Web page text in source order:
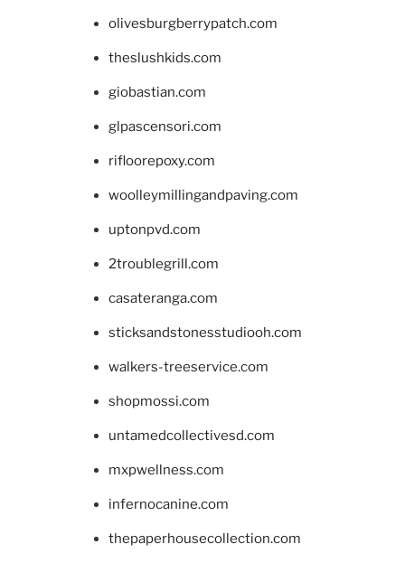
olivesburgberrypatch.com
theslushkids.com
giobastian.com
glpascensori.com
rifloorepoxy.com
woolleymillingandpaving.com
uptonpvd.com
2troublegrill.com
casateranga.com
sticksandstonesstudiooh.com
walkers-treeservice.com
shopmossi.com
untamedcollectivesd.com
mxpwellness.com
infernocanine.com
thepaperhousecollection.com